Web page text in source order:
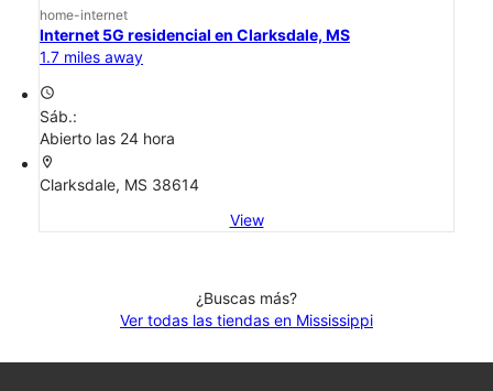
home-internet
Internet 5G residencial en Clarksdale, MS
1.7 miles away
access_time
Sáb.:
Abierto las 24 hora
location_on
Clarksdale, MS 38614
View
¿Buscas más?
Ver todas las tiendas en Mississippi